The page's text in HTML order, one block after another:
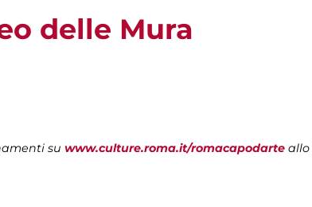
delle Mura
su www.culture.roma.it/romacapodarte allo